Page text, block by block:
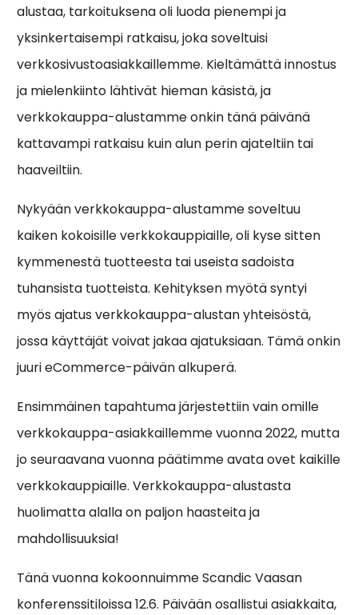
alustaa, tarkoituksena oli luoda pienempi ja
yksinkertaisempi ratkaisu, joka soveltuisi
verkkosivustoasiakkaillemme. Kieltämättä innostus
ja mielenkiinto lähtivät hieman käsistä, ja
verkkokauppa-alustamme onkin tänä päivänä
kattavampi ratkaisu kuin alun perin ajateltiin tai
haaveiltiin.
Nykyään verkkokauppa-alustamme soveltuu
kaiken kokoisille verkkokauppiaille, oli kyse sitten
kymmenestä tuotteesta tai useista sadoista
tuhansista tuotteista. Kehityksen myötä syntyi
myös ajatus verkkokauppa-alustan yhteisöstä,
jossa käyttäjät voivat jakaa ajatuksiaan. Tämä onkin
juuri eCommerce-päivän alkuperä.
Ensimmäinen tapahtuma järjestettiin vain omille
verkkokauppa-asiakkaillemme vuonna 2022, mutta
jo seuraavana vuonna päätimme avata ovet kaikille
verkkokauppiaille. Verkkokauppa-alustasta
huolimatta alalla on paljon haasteita ja
mahdollisuuksia!
Tänä vuonna kokoonnuimme Scandic Vaasan
konferenssitiloissa 12.6. Päivään osallistui asiakkaita,